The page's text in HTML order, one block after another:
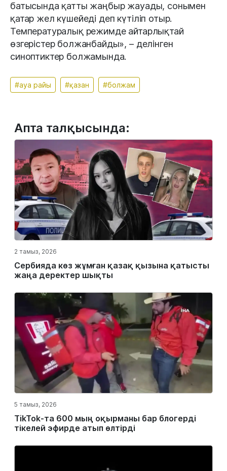
батысында қатты жаңбыр жауады, сонымен
қатар жел күшейеді деп күтіліп отыр.
Температуралық режимде айтарлықтай
өзгерістер болжанбайды», – делінген
синоптиктер болжамында.
#ауа райы #қазан #болжам
Апта талқысында:
2 тамыз, 2026
Сербияда көз жұмған қазақ қызына қатысты
жаңа деректер шықты
5 тамыз, 2026
TikTok-та 600 мың оқырманы бар блогерді
тікелей эфирде атып өлтірді